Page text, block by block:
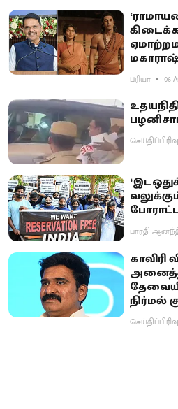
ப்ரியா 06
செய்திப்பிரிவு
பாரதி
காவிரி
நிர்மல்
செய்திப்பிரிவு